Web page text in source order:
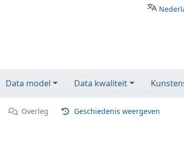
Data model Data kwaliteit
Overleg Geschiedenis weergeven